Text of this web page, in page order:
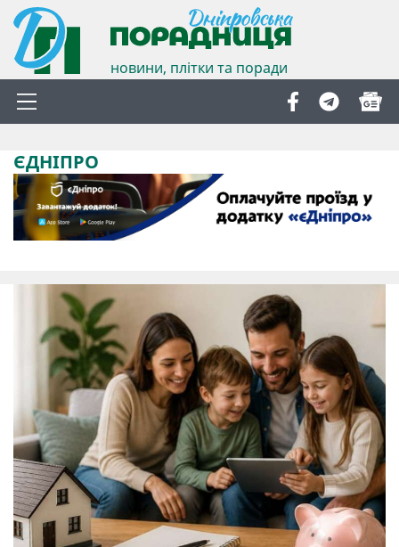
новини, плітки та поради
ЄДНІПРО